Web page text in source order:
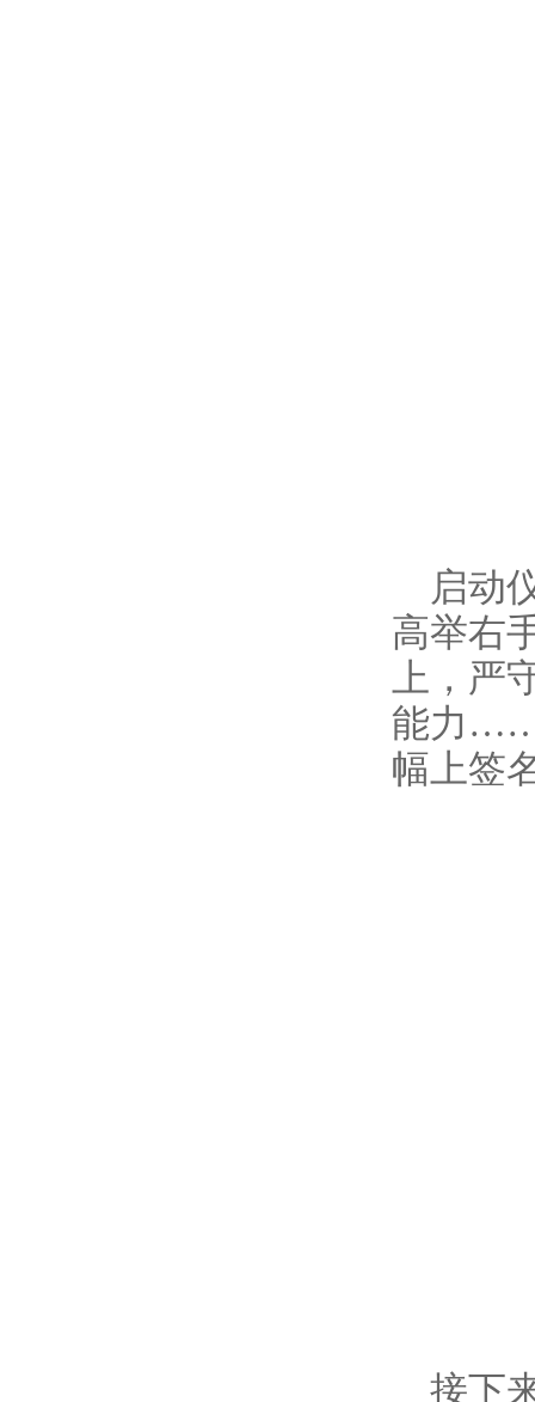
启动
高举右
上，严
能力
幅上签
接下